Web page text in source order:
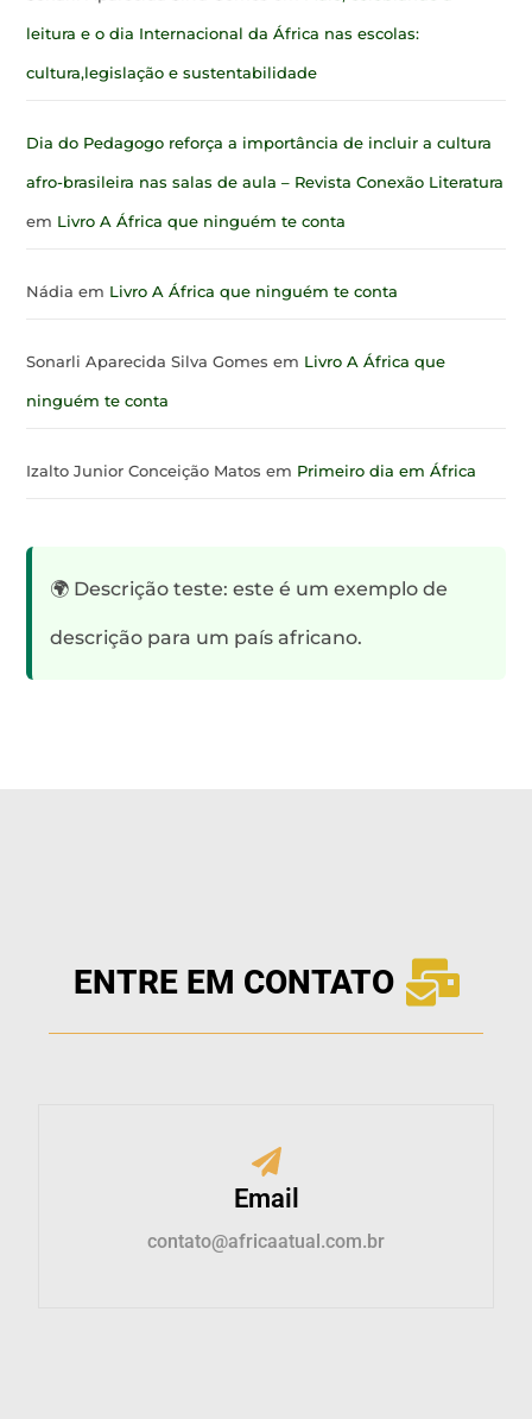
leitura e o dia Internacional da África nas escolas:
cultura,legislação e sustentabilidade
Dia do Pedagogo reforça a importância de incluir a cultura
afro-brasileira nas salas de aula – Revista Conexão Literatura
em Livro A África que ninguém te conta
Nádia em Livro A África que ninguém te conta
Sonarli Aparecida Silva Gomes em Livro A África que
ninguém te conta
Izalto Junior Conceição Matos em Primeiro dia em África
🌍 Descrição teste: este é um exemplo de
descrição para um país africano.
ENTRE EM CONTATO
Email
contato@africaatual.com.br